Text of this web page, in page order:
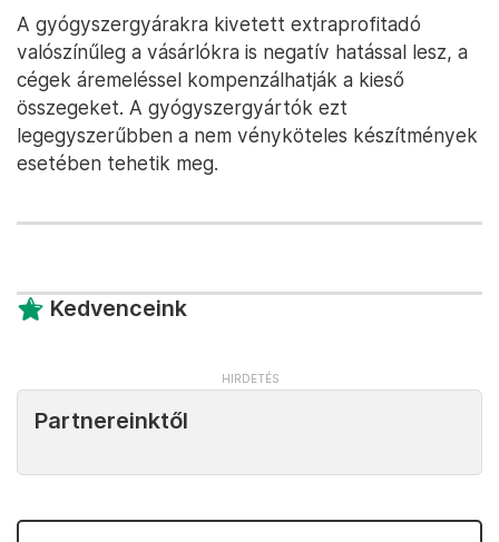
A gyógyszergyárakra kivetett extraprofitadó
valószínűleg a vásárlókra is negatív hatással lesz, a
cégek áremeléssel kompenzálhatják a kieső
összegeket. A gyógyszergyártók ezt
legegyszerűbben a nem vényköteles készítmények
esetében tehetik meg.
Kedvenceink
Partnereinktől